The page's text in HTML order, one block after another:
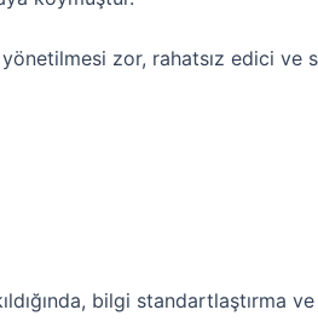
zor, rahatsız edici ve
bilgi standartlaştırma